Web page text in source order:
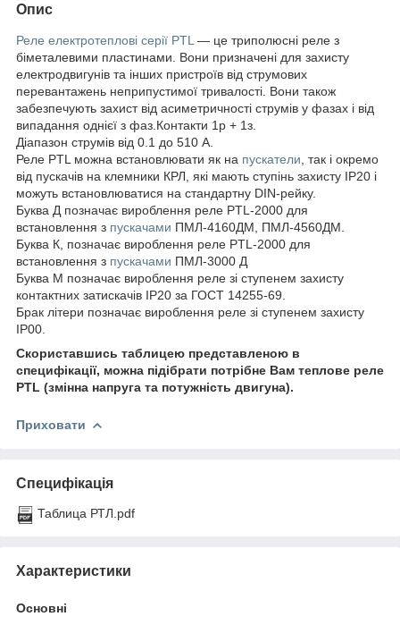
Опис
Реле електротеплові серії PTL — це триполюсні реле з
біметалевими пластинами. Вони призначені для захисту
електродвигунів та інших пристроїв від струмових
перевантажень неприпустимої тривалості. Вони також
забезпечують захист від асиметричності струмів у фазах і від
випадання однієї з фаз.Контакти 1р + 1з.
Діапазон струмів від 0.1 до 510 А.
Реле PTL можна встановлювати як на пускатели , так і окремо
від пускачів на клемники КРЛ, які мають ступінь захисту IP20 і
можуть встановлюватися на стандартну DIN-рейку.
Буква Д позначає вироблення реле PTL-2000 для
встановлення з пускачами ПМЛ-4160ДМ, ПМЛ-4560ДМ.
Буква К, позначає вироблення реле PTL-2000 для
встановлення з пускачами ПМЛ-3000 Д
Буква М позначає вироблення реле зі ступенем захисту
контактних затискачів IP20 за ГОСТ 14255-69.
Брак літери позначає вироблення реле зі ступенем захисту
IP00.
Скориставшись таблицею представленою в
специфікації, можна підібрати потрібне Вам теплове реле
PTL (змінна напруга та потужність двигуна).
Приховати
Специфікація
Таблица РТЛ.pdf
Характеристики
Основні